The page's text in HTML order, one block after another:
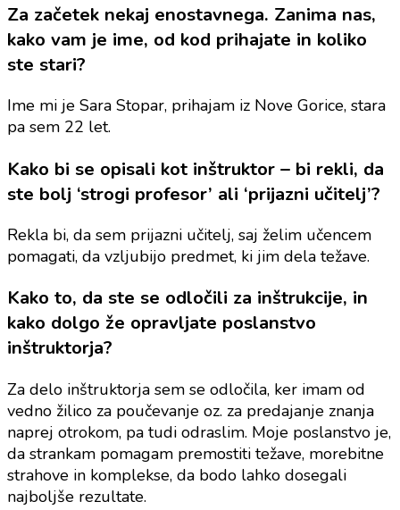
Za začetek nekaj enostavnega. Zanima nas,
kako vam je ime, od kod prihajate in koliko
ste stari?
Ime mi je Sara Stopar, prihajam iz Nove Gorice, stara
pa sem 22 let.
Kako bi se opisali kot inštruktor – bi rekli, da
ste bolj ‘strogi profesor’ ali ‘prijazni učitelj’?
Rekla bi, da sem prijazni učitelj, saj želim učencem
pomagati, da vzljubijo predmet, ki jim dela težave.
Kako to, da ste se odločili za inštrukcije, in
kako dolgo že opravljate poslanstvo
inštruktorja?
Za delo inštruktorja sem se odločila, ker imam od
vedno žilico za poučevanje oz. za predajanje znanja
naprej otrokom, pa tudi odraslim. Moje poslanstvo je,
da strankam pomagam premostiti težave, morebitne
strahove in komplekse, da bodo lahko dosegali
najboljše rezultate.